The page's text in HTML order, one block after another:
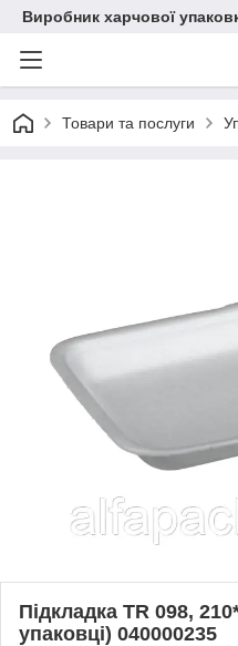
Виробник харчової
Товари та послуги
Підкладка TR 098,
упаковці) 040000235